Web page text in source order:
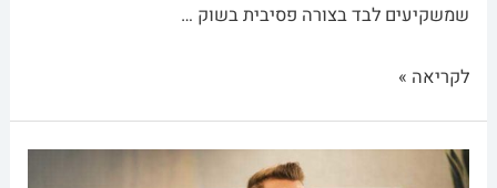
שמשקיעים לבד בצורה פסיבית בשוק …
לקריאה »